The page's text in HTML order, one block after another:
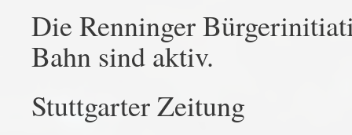
Die Renninger
Bahn sind aktiv.
Stuttgarter Zeitung